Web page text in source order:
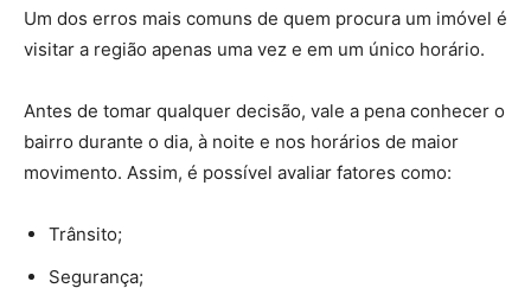
Um dos erros mais comuns de quem procura um imóvel é
visitar a região apenas uma vez e em um único horário.
Antes de tomar qualquer decisão, vale a pena conhecer o
bairro durante o dia, à noite e nos horários de maior
movimento. Assim, é possível avaliar fatores como:
Trânsito;
Segurança;